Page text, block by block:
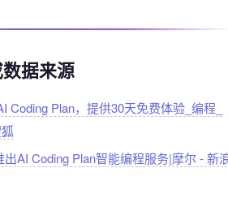
据来源
Coding Plan，提供30天免费体验_编程_
AI Coding Plan智能编程服务|摩尔 - 新